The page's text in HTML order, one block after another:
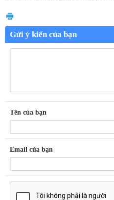
Gửi ý kiến của bạn
Tên của bạn
Email của bạn